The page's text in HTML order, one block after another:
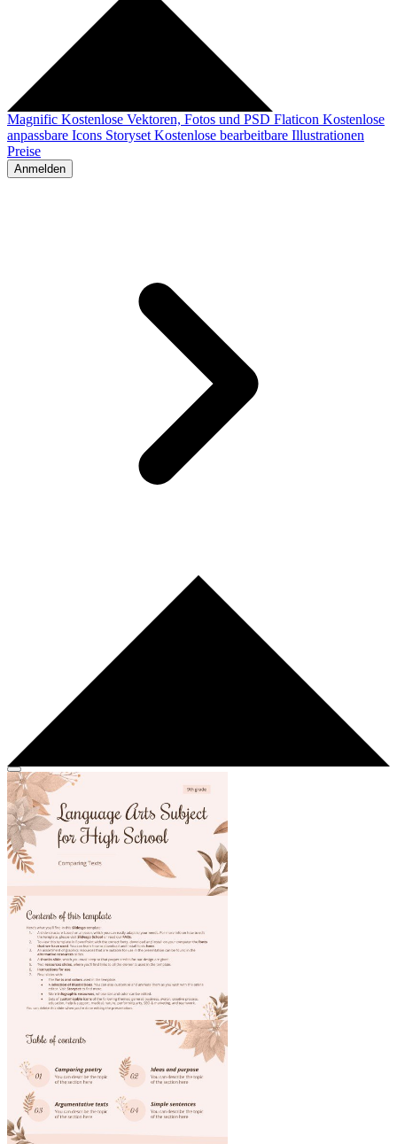
Magnific Kostenlose Vektoren, Fotos und PSD Flaticon Kostenlose
anpassbare Icons Storyset Kostenlose bearbeitbare Illustrationen
Preise
Anmelden